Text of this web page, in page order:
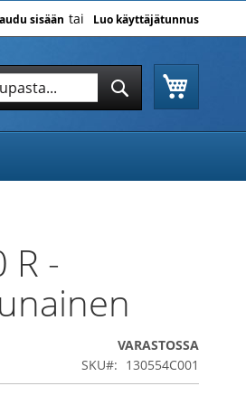
sisään Luo käyttäjätunnus
R -
VARASTOSSA
SKU
130554C001